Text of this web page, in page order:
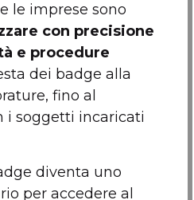
le imprese sono
con precisione
e procedure
dei badge alla
fino al
i soggetti incaricati
diventa uno
per accedere al